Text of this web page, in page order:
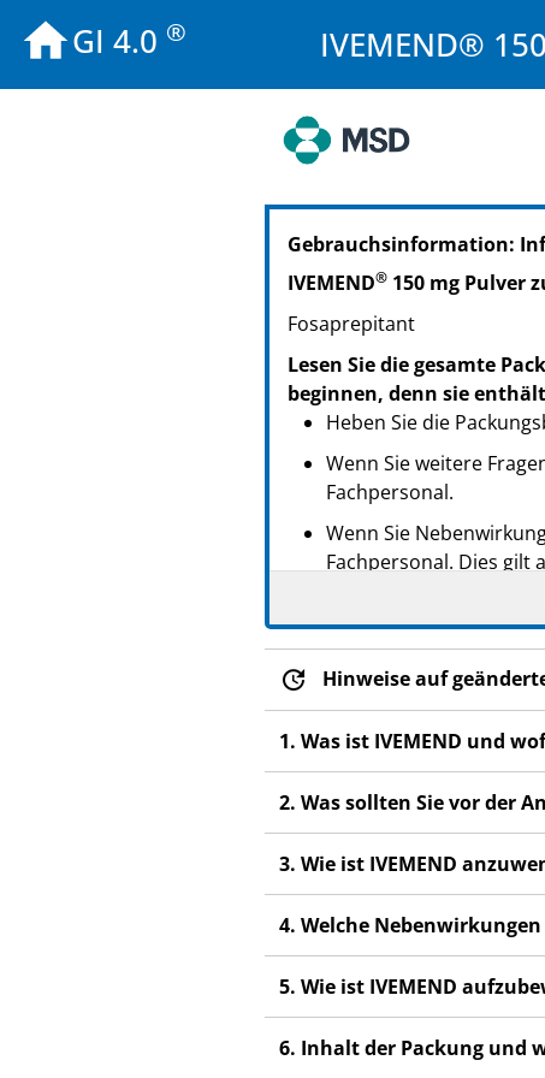
GI 4.0 ® IVEMEND®
PZN: 07396389
PPN: 110739638903
Gebrauchsinformation:
IVEMEND® 150 mg Pulver
Fosaprepitant
Lesen Sie die gesamte
beginnen, denn sie
Heben Sie die
Wenn Sie weitere
Fachpersonal.
Wenn Sie
Fachpersonal. Dies gilt
Hinweise auf
1. Was ist IVEMEND und
2. Was sollten Sie vor der
3. Wie ist IVEMEND
4. Welche
5. Wie ist IVEMEND
6. Inhalt der Packung und